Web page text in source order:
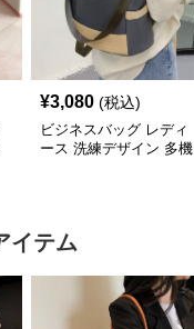
¥3,080 (税込)
ビジネスバッグ レディ
ース 洗練デザイン 多機
イテム